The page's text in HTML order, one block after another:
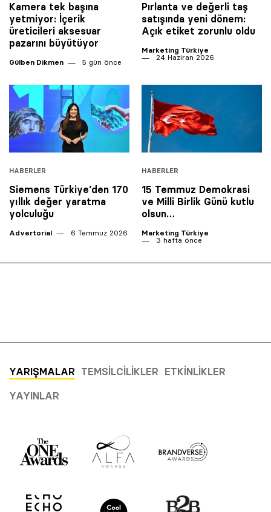
Kamera tek başına
yetmiyor: İçerik
üreticileri aksesuar
pazarını büyütüyor
Gülben Dikmen 5 gün önce
Pırlanta ve değerli taş
satışında yeni dönem:
Açık etiket zorunlu oldu
Marketing Türkiye
24 Haziran 2026
HABERLER
Siemens Türkiye’den 170
yıllık değer yaratma
yolculuğu
Advertorial 6 Temmuz 2026
HABERLER
15 Temmuz Demokrasi
ve Milli Birlik Günü kutlu
olsun…
Marketing Türkiye
3 hafta önce
YARIŞMALAR TEMSILCILIKLER ETKINLIKLER
YAYINLAR